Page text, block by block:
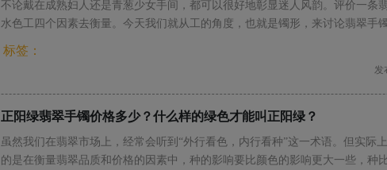
不论戴在成熟妇人还是青葱少女手间，都可以很好地彰显迷人风韵。评价一条
水色工四个因素去衡量。今天我们就从工的角度，也就是镯形，来讨论翡翠手镯
标签：
发
正阳绿翡翠手镯价格多少？什么样的绿色才能叫正阳绿？
虽然我们在翡翠市场上，经常会听到“外行看色，内行看种”这一术语。但实际
的是在衡量翡翠品质和价格的因素中，种的影响要比颜色的影响更大一些，种